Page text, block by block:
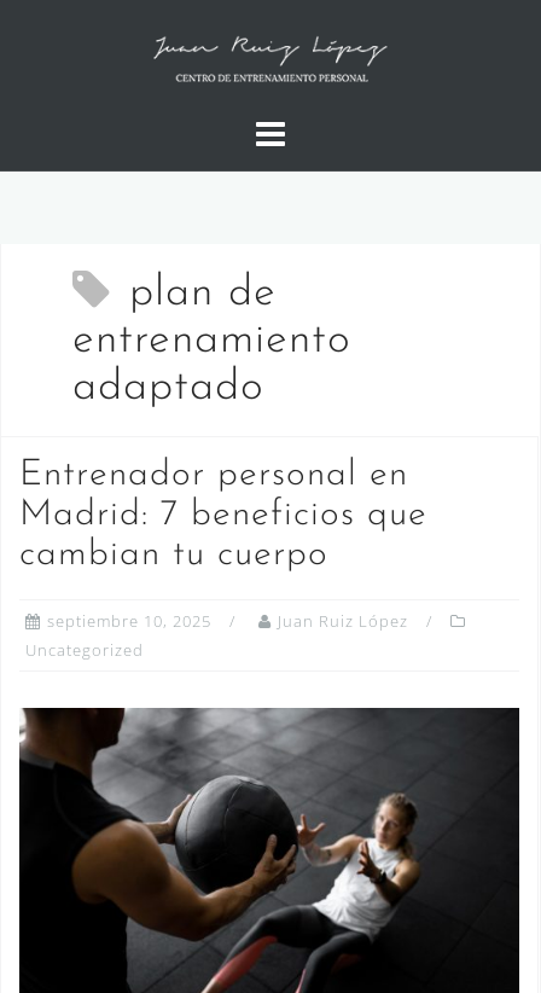
plan de
entrenamiento
adaptado
Entrenador personal en
Madrid: 7 beneficios que
cambian tu cuerpo
septiembre 10, 2025
Juan Ruiz López
Uncategorized